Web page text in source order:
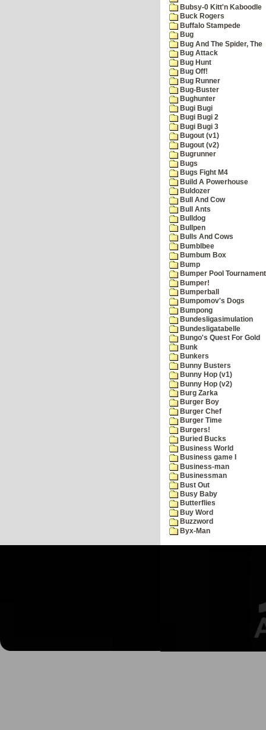
Bubsy-0 Kitt'n Kaboodle
Buck Rogers
Buffalo Stampede
Bug
Bug And The Spider, The
Bug Attack
Bug Hunt
Bug Off!
Bug Runner
Bug-Buster
Bughunter
Bugi Bugi
Bugi Bugi 2
Bugi Bugi 3
Bugout (v1)
Bugout (v2)
Bugrunner
Bugs
Bugs Fight M4
Build A Powerhouse
Buldozer
Bull And Cow
Bull Ants
Bulldog
Bullpen
Bulls And Cows
Bumblbee
Bumbum Box
Bump
Bumper Pool Tournament
Bumper!
Bumperball
Bumpomov's Dogs
Bumpong
Bundesligasimulation
Bundesligatabelle
Bungo's Quest For Gold
Bunk
Bunkers
Bunny Busters
Bunny Hop (v1)
Bunny Hop (v2)
Burg Zarka
Burger Boy
Burger Chef
Burger Time
Burgers!
Buried Bucks
Business World
Business game I
Business-man
Businessman
Bust Out
Busy Baby
Butterflies
Buy Word
Buzzword
Byx-Man